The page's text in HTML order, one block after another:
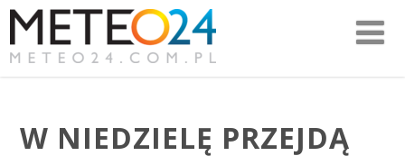
W NIEDZIELĘ PRZEJDĄ